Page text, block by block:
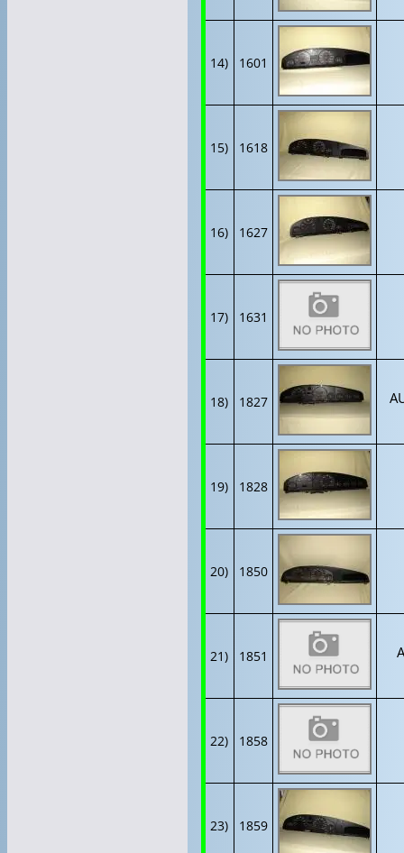
14) 1601
15) 1618
16) 1627
17) 1631
18) 1827
19) 1828
20) 1850
21) 1851
22) 1858
23) 1859